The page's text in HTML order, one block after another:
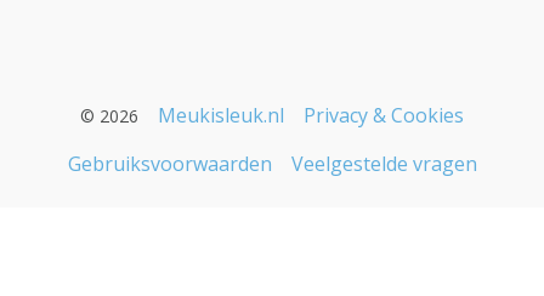
© 2026 Meukisleuk.nl
Privacy & Cookies
Gebruiksvoorwaarden
Veelgestelde vragen